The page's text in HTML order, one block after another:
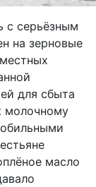
с серьёзным
на зерновые
для сбыта
молочному
обильными
масло